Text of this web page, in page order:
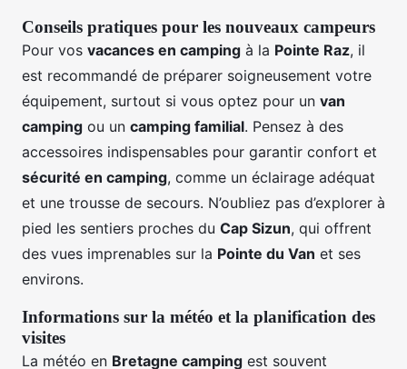
Conseils pratiques pour les nouveaux campeurs
Pour vos vacances en camping à la Pointe Raz, il
est recommandé de préparer soigneusement votre
équipement, surtout si vous optez pour un van
camping ou un camping familial. Pensez à des
accessoires indispensables pour garantir confort et
sécurité en camping, comme un éclairage adéquat
et une trousse de secours. N’oubliez pas d’explorer à
pied les sentiers proches du Cap Sizun, qui offrent
des vues imprenables sur la Pointe du Van et ses
environs.
Informations sur la météo et la planification des
visites
La météo en Bretagne camping est souvent